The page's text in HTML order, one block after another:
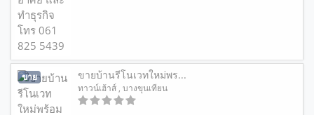
ขาย ขายบ้านรีโนเวทใหม่พร...
ทาวน์เฮ้าส์ , บางขุนเทียน